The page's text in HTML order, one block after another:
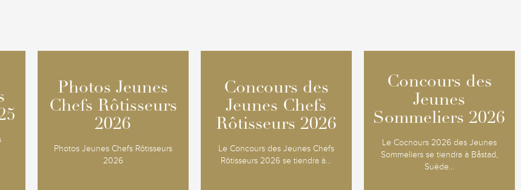
Photos Jeunes
Chefs Rôtisseurs
2026
Photos Jeunes Chefs Rôtisseurs
2026
Photos Jeunes
Chefs Rôtisseurs
2026
Concours des
Jeunes Chefs
Rôtisseurs 2026
Le Concours des Jeunes Chefs
Rôtisseurs 2026 se tiendra à...
Concours des
Jeunes Chefs
Rôtisseurs 2026
Concours des
Jeunes
Sommeliers 2026
Le Cocnours 2026 des Jeunes
Sommeliers se tiendra à Båstad,
Suède...
Concours des
Jeunes
Sommeliers 2026